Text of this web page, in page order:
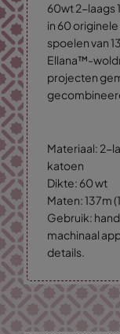
60wt 2-laags
in 60
spoelen van
Ellana™-
projecten
Materiaal: 2-
katoen
Dikte: 60 wt
Maten: 137m
Gebruik:
machinaal
details.